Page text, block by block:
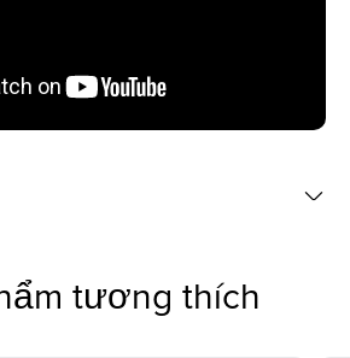
tương thích